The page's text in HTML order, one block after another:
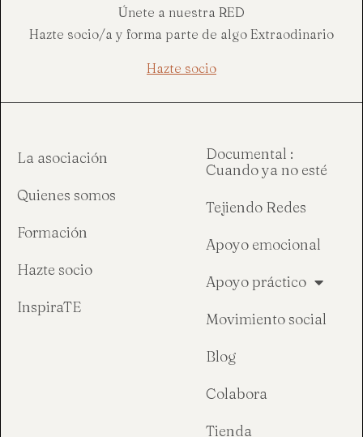
Únete a nuestra RED
Hazte socio/a y forma parte de algo Extraodinario
Hazte socio
La asociación
Quienes somos
Formación
Hazte socio
InspiraTE
Documental :
Cuando ya no esté
Tejiendo Redes
Apoyo emocional
Apoyo práctico
Movimiento social
Blog
Colabora
Tienda